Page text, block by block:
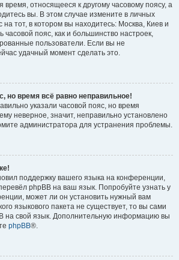
время, относящееся к другому часовому поясу, а
вы. В этом случае измените в личных
на тот, в котором вы находитесь: Москва, Киев и
часовой пояс, как и большинство настроек,
пользователи. Если вы не
удачный момент сделать это.
но время всё равно неправильное!
указали часовой пояс, но время
неверное, значит, неправильно установлено
администратора для устранения проблемы.
поддержку вашего языка на конференции,
phpBB на ваш язык. Попробуйте узнать у
может ли он установить нужный вам
языкового пакета не существует, то вы сами
на свой язык. Дополнительную информацию вы
phpBB®.